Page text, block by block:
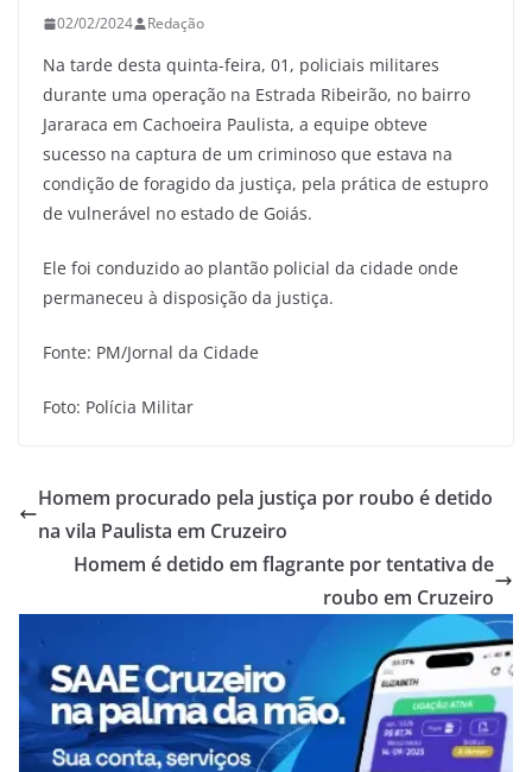
02/02/2024 Redação
Na tarde desta quinta-feira, 01, policiais militares
durante uma operação na Estrada Ribeirão, no bairro
Jararaca em Cachoeira Paulista, a equipe obteve
sucesso na captura de um criminoso que estava na
condição de foragido da justiça, pela prática de estupro
de vulnerável no estado de Goiás.
Ele foi conduzido ao plantão policial da cidade onde
permaneceu à disposição da justiça.
Fonte: PM/Jornal da Cidade
Foto: Polícia Militar
Homem procurado pela justiça por roubo é detido
na vila Paulista em Cruzeiro
Homem é detido em flagrante por tentativa de
roubo em Cruzeiro